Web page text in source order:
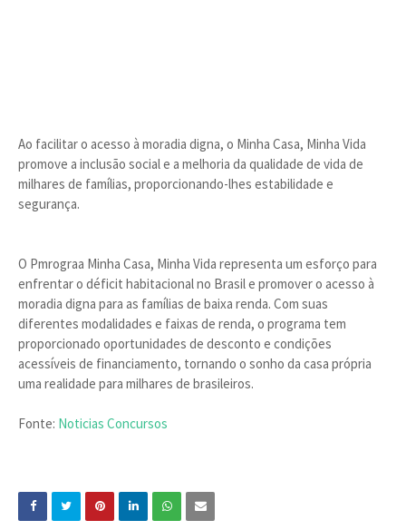
Ao facilitar o acesso à moradia digna, o Minha Casa, Minha Vida
promove a inclusão social e a melhoria da qualidade de vida de
milhares de famílias, proporcionando-lhes estabilidade e
segurança.
O Pmrograa Minha Casa, Minha Vida representa um esforço para
enfrentar o déficit habitacional no Brasil e promover o acesso à
moradia digna para as famílias de baixa renda. Com suas
diferentes modalidades e faixas de renda, o programa tem
proporcionado oportunidades de desconto e condições
acessíveis de financiamento, tornando o sonho da casa própria
uma realidade para milhares de brasileiros.
Fonte: Noticias Concursos